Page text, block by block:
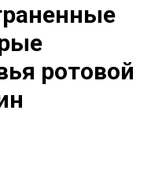
ротовой